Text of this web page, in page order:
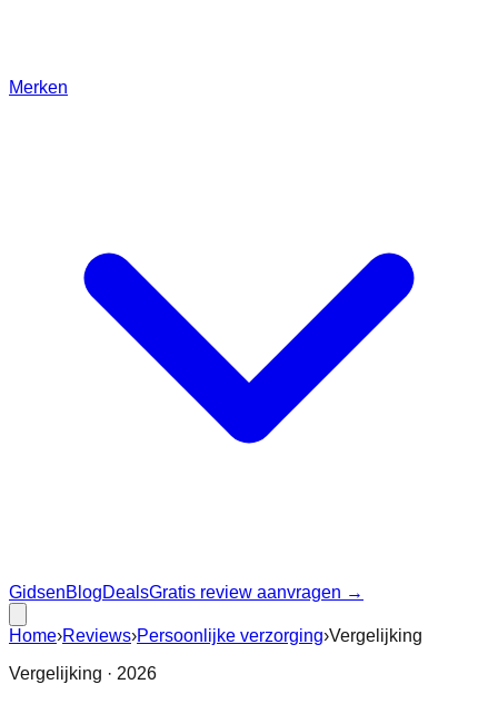
Merken
GidsenBlogDealsGratis review aanvragen →
Home›Reviews›Persoonlijke verzorging›Vergelijking
Vergelijking · 2026